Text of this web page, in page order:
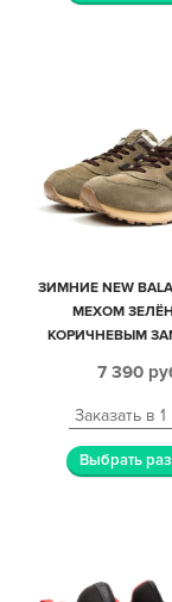
ЗИМНИЕ NEW
МЕХОМ
КОРИЧНЕВЫМ
7 390
Заказать в 1
Выбрать